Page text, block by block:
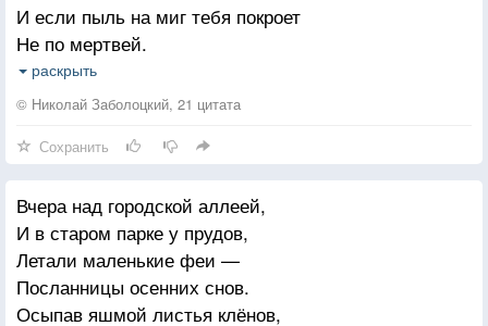
И если пыль на миг тебя покроет
Не по мертвей.
Пусть на заре листы твои умоет
Роса полей.
Когда ж гроза над миром разразится
И ураган,
Они заставят до земли склониться
Твой тонкий стан.
Но даже впав в смертельную истому
От этих мук,
раскрыть
© Николай Заболоцкий, 21 цитата
Сохранить
Вчера над городской аллеей,
И в старом парке у прудов,
Летали маленькие феи —
Посланницы осенних снов.
Осыпав яшмой листья клёнов,